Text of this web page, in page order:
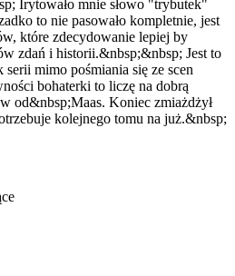
Irytowało mnie słowo "trybutek"
to nie pasowało kompletnie, jest
które zdecydowanie lepiej by
zdań i historii.&nbsp;&nbsp; Jest to
serii mimo pośmiania się ze scen
bohaterki to liczę na dobrą
od&nbsp;Maas. Koniec zmiażdżył
kolejnego tomu na już.&nbsp;